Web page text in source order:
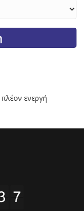
πλέον ενεργή